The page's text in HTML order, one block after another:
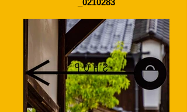
_0210283